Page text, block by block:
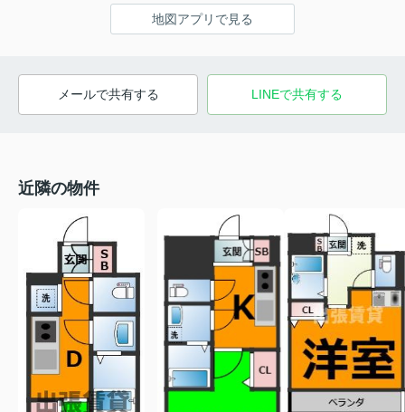
地図アプリで見る
メールで共有する LINEで共有する
近隣の物件